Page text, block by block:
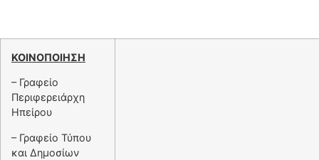
ΚΟΙΝΟΠΟΙΗΣΗ
– Γραφείο
Περιφερειάρχη
Ηπείρου
– Γραφείο Τύπου
και Δημοσίων